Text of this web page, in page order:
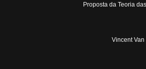
Proposta da Teoria
Vincent